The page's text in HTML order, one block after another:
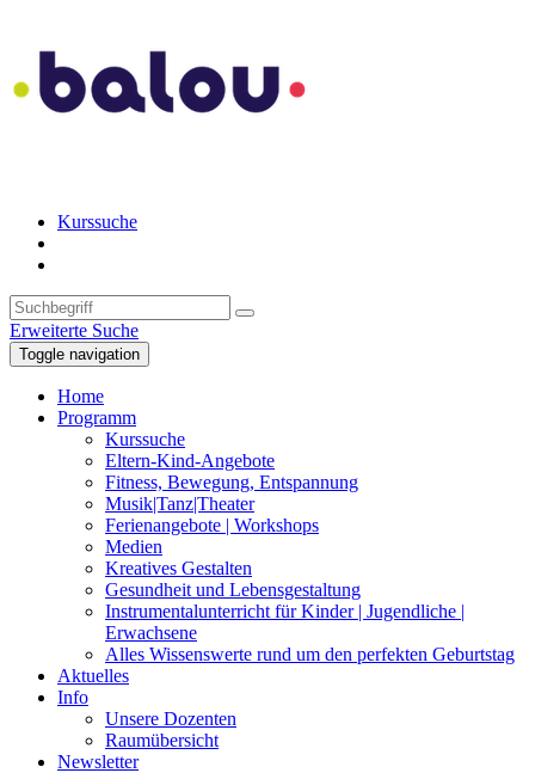
Kurssuche
Erweiterte Suche
Toggle navigation
Home
Programm
Kurssuche
Eltern-Kind-Angebote
Fitness, Bewegung, Entspannung
Musik|Tanz|Theater
Ferienangebote | Workshops
Medien
Kreatives Gestalten
Gesundheit und Lebensgestaltung
Instrumentalunterricht für Kinder | Jugendliche |
Erwachsene
Alles Wissenswerte rund um den perfekten Geburtstag
Aktuelles
Info
Unsere Dozenten
Raumübersicht
Newsletter